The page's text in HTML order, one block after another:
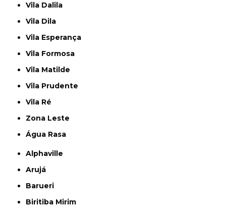
Vila Dalila
Vila Dila
Vila Esperança
Vila Formosa
Vila Matilde
Vila Prudente
Vila Ré
Zona Leste
Água Rasa
Alphaville
Arujá
Barueri
Biritiba Mirim